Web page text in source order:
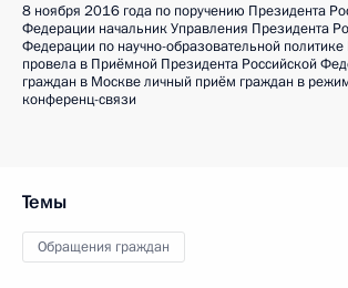
8 ноября 2016 года по поручению Президента
Федерации начальник Управления Президента
Федерации по научно-образовательной
провела в Приёмной Президента Российской
граждан в Москве личный приём граждан в
конференц-связи
Темы
Обращения граждан